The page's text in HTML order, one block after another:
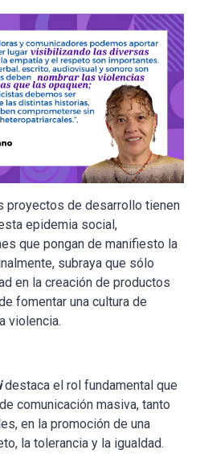
proyectos de desarrollo tienen
epidemia social,
que pongan de manifiesto la
subraya que sólo
en la creación de productos
fomentar una cultura de
violencia.
destaca el rol fundamental que
comunicación masiva, tanto
en la promoción de una
la tolerancia y la igualdad.